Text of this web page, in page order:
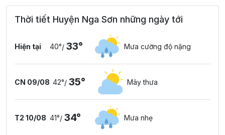
Thời tiết Huyện Nga Sơn những ngày tới
Hiện tại 40°/ 33° Mưa cường độ nặng
CN 09/08 42°/ 35° Mây thưa
T2 10/08 41°/ 34° Mưa nhẹ